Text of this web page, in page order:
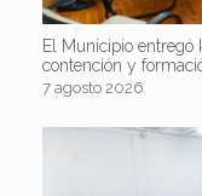
El Municipio entregó
contención y
7 agosto 2026